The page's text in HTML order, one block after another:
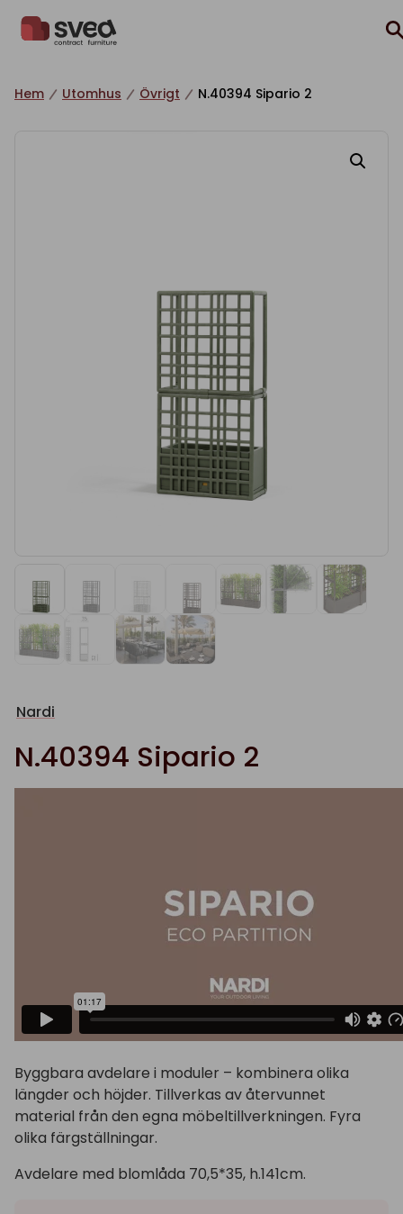
Hem Utomhus Övrigt N.40394 Sipario 2
Nardi
N.40394 Sipario 2
Byggbara avdelare i moduler – kombinera olika
längder och höjder. Tillverkas av återvunnet
material från den egna möbeltillverkningen. Fyra
olika färgställningar.
Avdelare med blomlåda 70,5*35, h.141cm.